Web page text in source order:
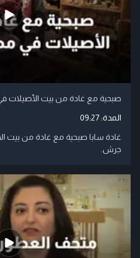
صبحية مع غادة من بيت
المدة:09:27
غادة سابا صبحية مع غادة من بيت
جرش.